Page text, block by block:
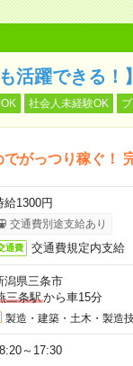
も活躍できる
社会人未経験OK
がっつり稼ぐ！
給1300円
交通費別途支給あり
通費 交通費規定内支給
潟県三条市
三条駅から車15分
製造・建築・土木・製造
～17:30